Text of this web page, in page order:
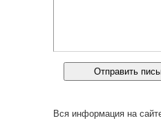
Вся информация на